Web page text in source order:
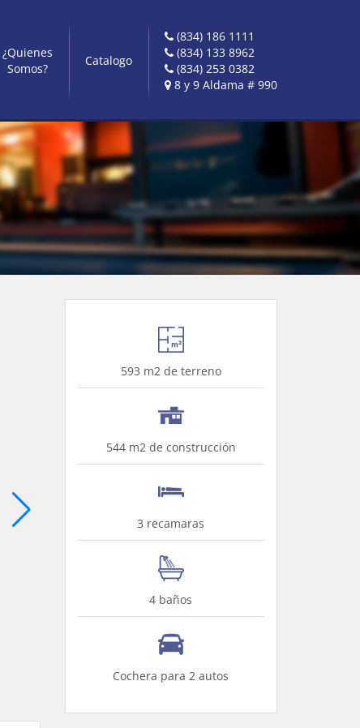
¿Quienes
Somos?
Catalogo
(834) 186 1111
(834) 133 8962
(834) 253 0382
8 y 9 Aldama # 990
593 m2 de terreno
544 m2 de construcción
3 recamaras
4 baños
Cochera para 2 autos